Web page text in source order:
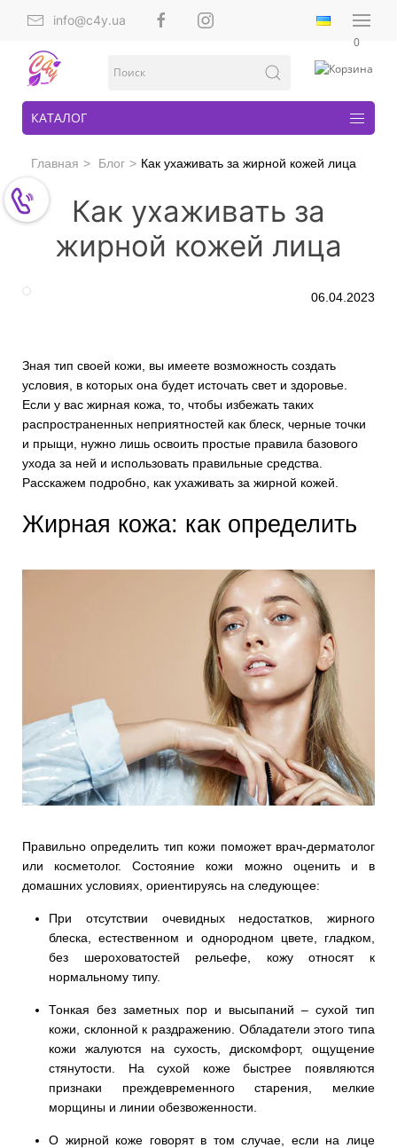
info@c4y.ua
0
КАТАЛОГ
Главная Блог Как ухаживать за жирной кожей лица
Как ухаживать за
жирной кожей лица
06.04.2023
Зная тип своей кожи, вы имеете возможность создать
условия, в которых она будет источать свет и здоровье.
Если у вас жирная кожа, то, чтобы избежать таких
распространенных неприятностей как блеск, черные точки
и прыщи, нужно лишь освоить простые правила базового
ухода за ней и использовать правильные средства.
Расскажем подробно, как ухаживать за жирной кожей.
Жирная кожа: как определить
Правильно определить тип кожи поможет врач-дерматолог
или косметолог. Состояние кожи можно оценить и в
домашних условиях, ориентируясь на следующее:
При отсутствии очевидных недостатков, жирного
блеска, естественном и однородном цвете, гладком,
без шероховатостей рельефе, кожу относят к
нормальному типу.
Тонкая без заметных пор и высыпаний – сухой тип
кожи, склонной к раздражению. Обладатели этого типа
кожи жалуются на сухость, дискомфорт, ощущение
стянутости. На сухой коже быстрее появляются
признаки преждевременного старения, мелкие
морщины и линии обезвоженности.
О жирной коже говорят в том случае, если на лице